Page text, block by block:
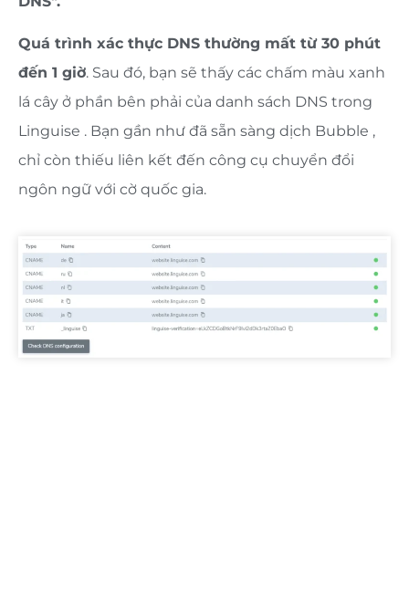
Quá trình xác thực DNS thường mất từ ​​30 phút
đến 1 giờ. Sau đó, bạn sẽ thấy các chấm màu xanh
lá cây ở phần bên phải của danh sách DNS trong
Linguise . Bạn gần như đã sẵn sàng dịch Bubble ,
chỉ còn thiếu liên kết đến công cụ chuyển đổi
ngôn ngữ với cờ quốc gia.